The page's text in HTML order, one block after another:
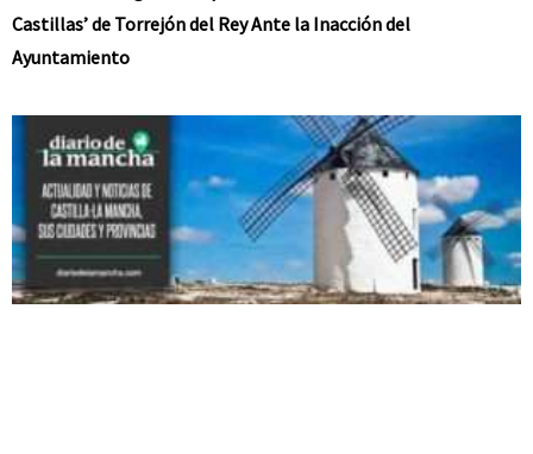
Castillas’ de Torrejón del Rey Ante la Inacción del
Ayuntamiento